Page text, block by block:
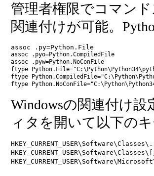
管理者権限でコマン
関連付けが可能。
assoc .py=Python.File
assoc .pyo=Python.CompiledFile
assoc .pyw=Python.NoConFile
ftype
ftype
ftype
Windowsの関連付け
ィタを開いて以下の